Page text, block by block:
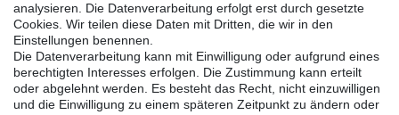
DOWNLOADS
Kataloge
Technik
Zertifikate
Studien
analysieren. Die Datenverarbeitung erfolgt erst durch gesetzte
Cookies. Wir teilen diese Daten mit Dritten, die wir in den
Einstellungen benennen.
Die Datenverarbeitung kann mit Einwilligung oder aufgrund eines
berechtigten Interesses erfolgen. Die Zustimmung kann erteilt
oder abgelehnt werden. Es besteht das Recht, nicht einzuwilligen
und die Einwilligung zu einem späteren Zeitpunkt zu ändern oder